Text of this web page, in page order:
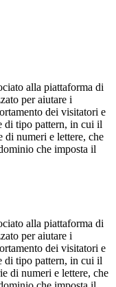
alla piattaforma di
per aiutare i
dei visitatori e
di tipo pattern, in cui il
di numeri e lettere, che
che imposta il
alla piattaforma di
per aiutare i
dei visitatori e
di tipo pattern, in cui il
di numeri e lettere, che